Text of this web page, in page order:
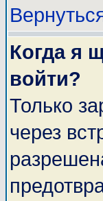
Когда я
войти?
Только
через